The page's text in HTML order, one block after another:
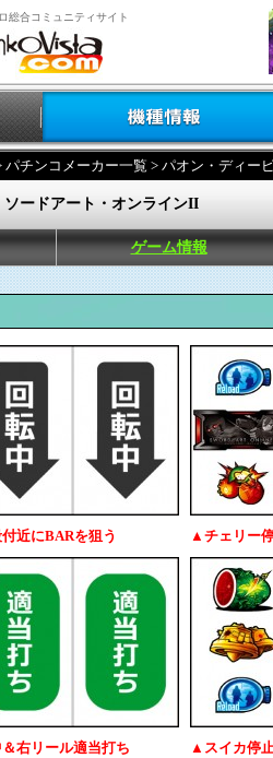
総合コミュニティサイト
パチンコメーカー一覧 > パオン・ディー
ソードアート・オンラインII
ゲーム情報
近にBARを狙う ▲チェリー
右リール適当打ち
▲スイカ停